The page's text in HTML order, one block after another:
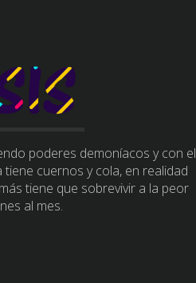
poderes demoníacos y con el
cuernos y cola, en realidad
tiene que sobrevivir a la peor
al mes.